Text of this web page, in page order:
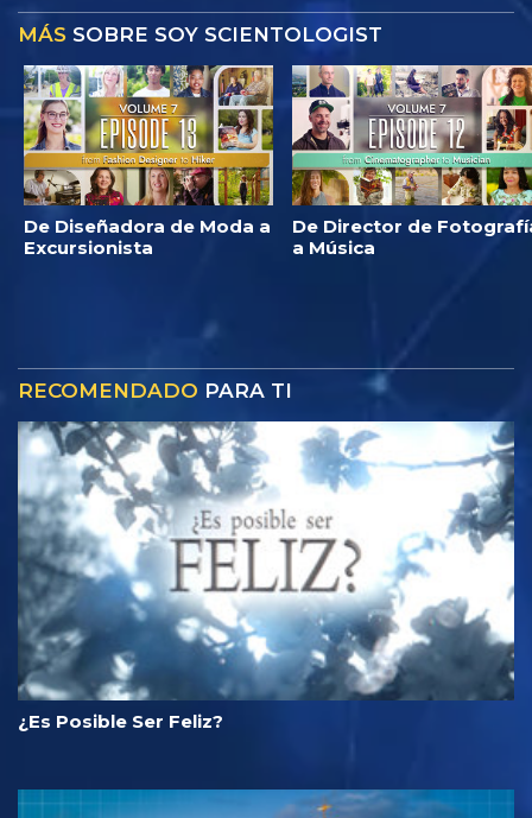
MÁS SOBRE SOY SCIENTOLOGIST
De Diseñadora de Moda a
Excursionista
De Director de
a Música
RECOMENDADO PARA TI
¿Es Posible Ser Feliz?